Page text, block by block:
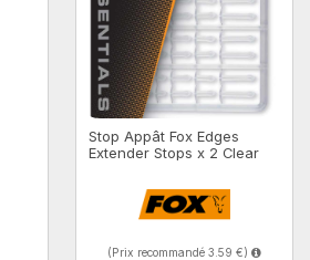
Stop Appât Fox Edges
Extender Stops x 2 Clear
(Prix recommandé 3.59 €)